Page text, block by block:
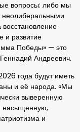
вопросы: либо мы
неолиберальными
и развитие
Победы» — это
Андреевич.
года будут иметь
и её народа. «Мы
выверенную
насыщенную,
и